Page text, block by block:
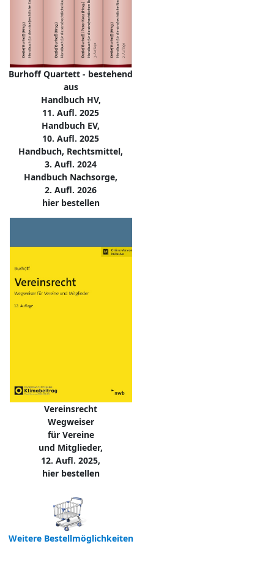
Burhoff Quartett - bestehend
aus
Handbuch HV,
11. Aufl. 2025
Handbuch EV,
10. Aufl. 2025
Handbuch, Rechtsmittel,
3. Aufl. 2024
Handbuch Nachsorge,
2. Aufl. 2026
hier bestellen
Vereinsrecht
Wegweiser
für Vereine
und Mitglieder,
12. Aufl. 2025,
hier bestellen
Weitere Bestellmöglichkeiten